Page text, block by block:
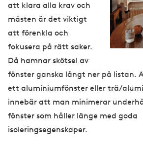
att klara alla krav och
måsten är det viktigt
att förenkla och
fokusera på rätt saker.
Då hamnar skötsel av
fönster ganska långt ner på listan.
ett aluminiumfönster eller trä/
innebär att man minimerar
fönster som håller länge med goda
isoleringsegenskaper.